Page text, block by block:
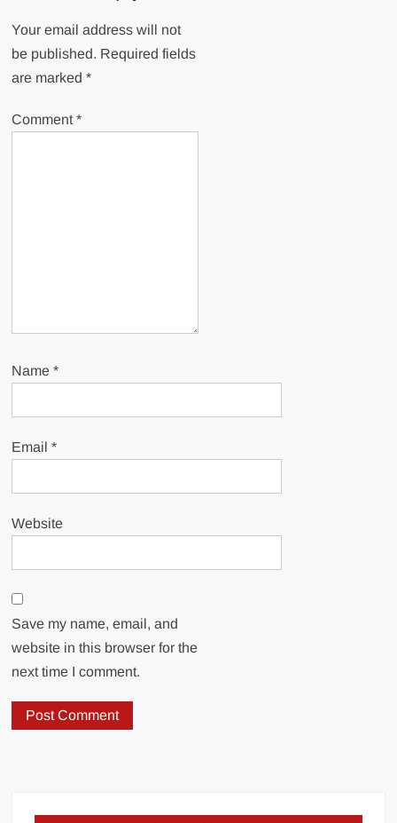
Your email address will not
be published. Required fields
are marked*
Comment*
Name*
Email*
Website
Save my name, email, and
website in this browser for the
next time I comment.